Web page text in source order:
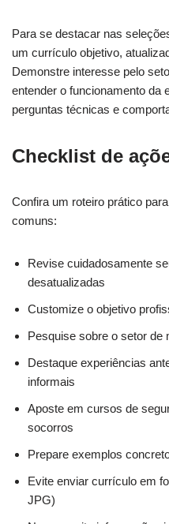
Para se destacar nas
um currículo objetivo,
Demonstre interesse pelo
entender o funcionamento da
perguntas técnicas e
Checklist de
Confira um roteiro prático
comuns:
Revise cuidadosamente
desatualizadas
Customize o objetivo
Pesquise sobre o setor de
Destaque experiências
informais
Aposte em cursos de
socorros
Prepare exemplos
Evite enviar currículo em
JPG)